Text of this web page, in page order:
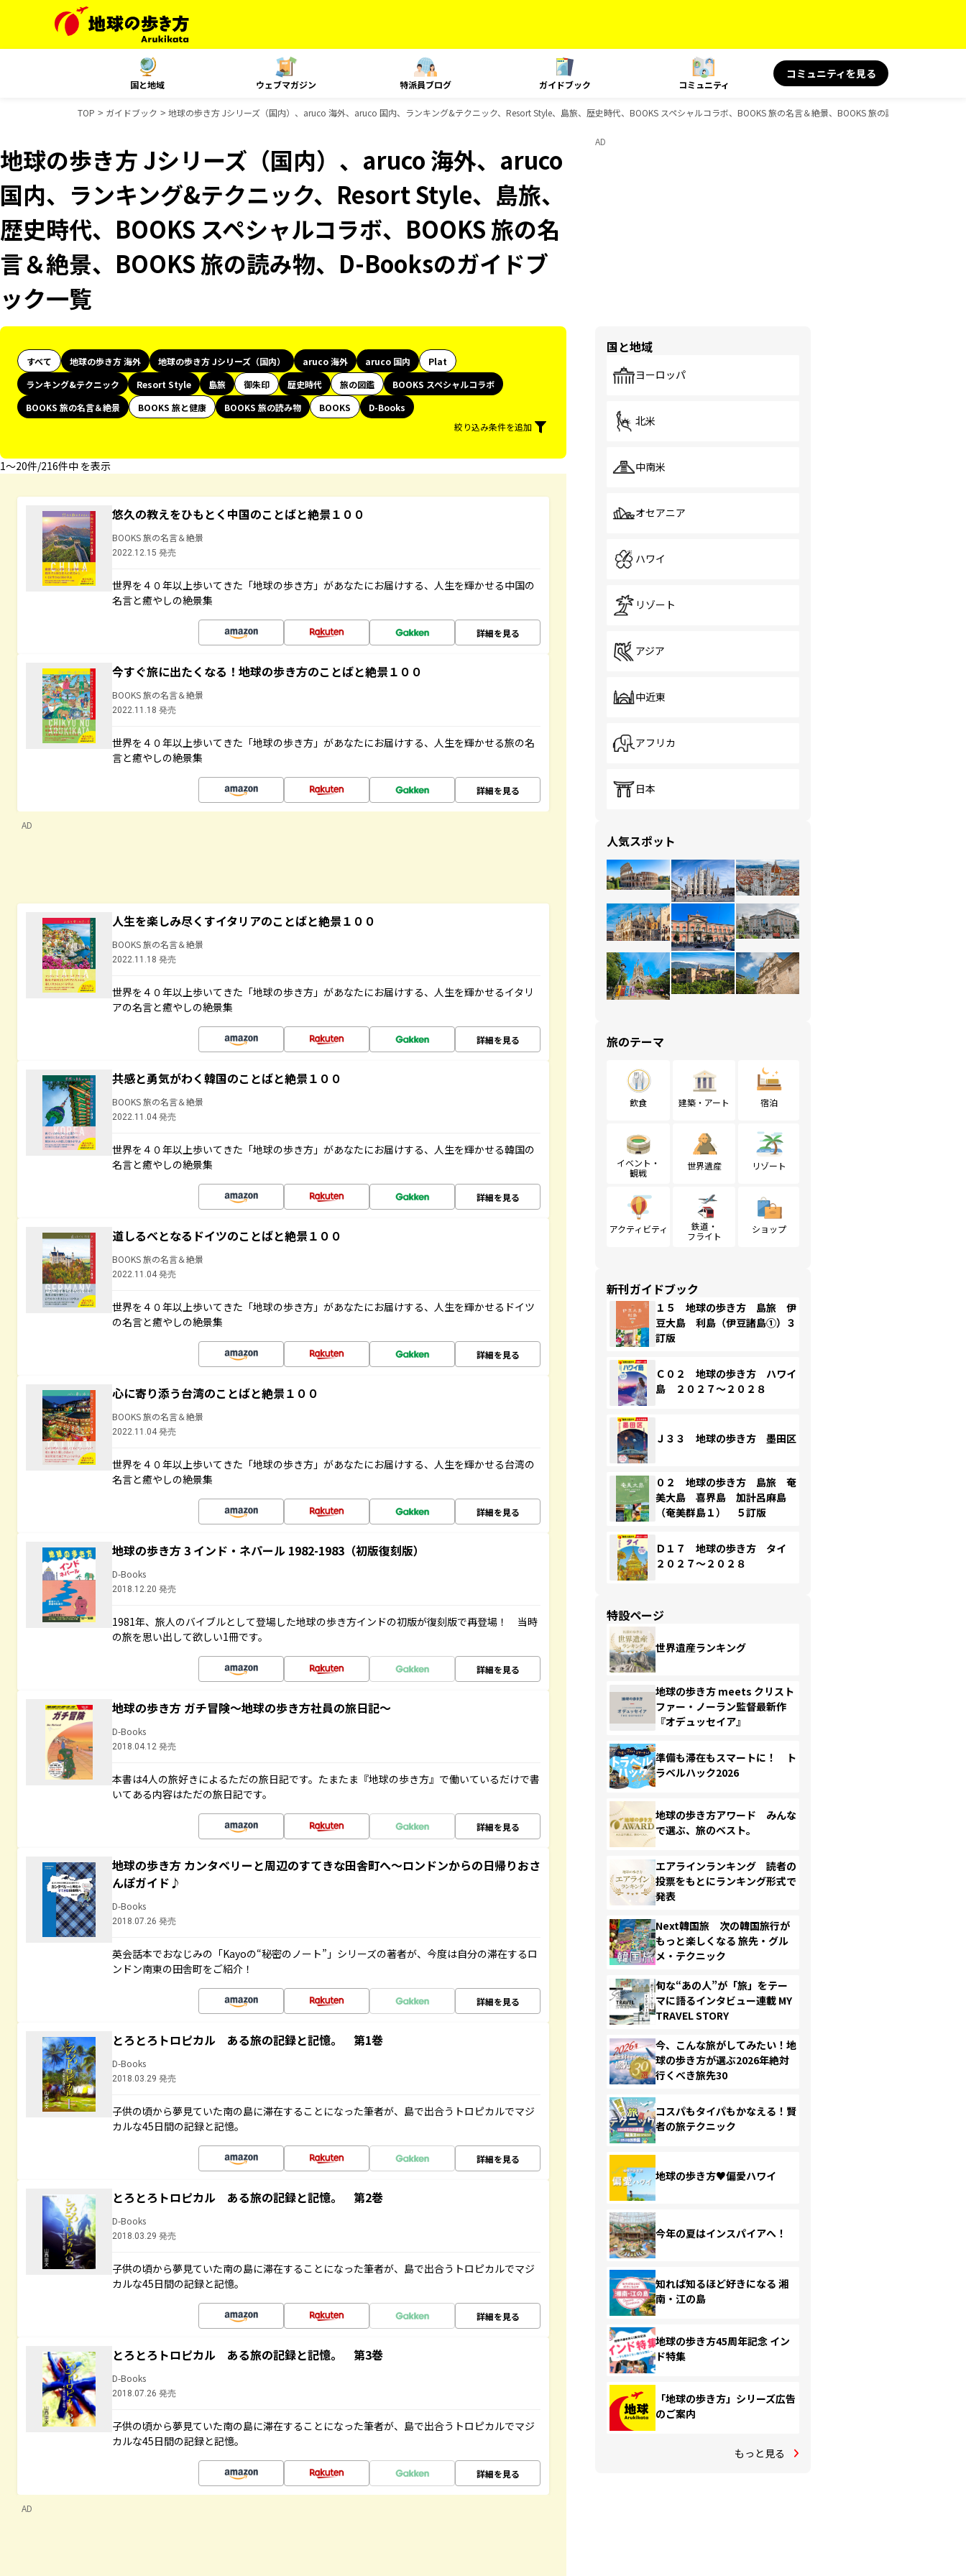
国と地域 ウェブマガジン 特派員ブログ ガイドブック コミュニティ
コミュニティを見る
TOP ガイドブック 地球の歩き方 Jシリーズ（国内）、aruco 海外、aruco 国内、ランキング&テクニック、Resort Style、島旅、歴史時代、BOOKS スペシャルコラボ、BOOKS 旅の名言＆絶景、BOOKS 旅の読み物、D-Books
地球の歩き方 Jシリーズ（国内）、aruco 海外、aruco
国内、ランキング&テクニック、Resort Style、島旅、
歴史時代、BOOKS スペシャルコラボ、BOOKS 旅の名
言＆絶景、BOOKS 旅の読み物、D-Booksのガイドブ
ック一覧
すべて 地球の歩き方 海外 地球の歩き方 Jシリーズ（国内） aruco 海外 aruco 国内
Plat
ランキング&テクニック
Resort Style 島旅 御朱印 歴史時代 旅の図鑑
BOOKS スペシャルコラボ
BOOKS 旅の名言＆絶景
BOOKS 旅と健康 BOOKS 旅の読み物 BOOKS
D-Books
絞り込み条件を追加
1〜20件/216件中 を表示
悠久の教えをひもとく中国のことばと絶景１００
BOOKS 旅の名言＆絶景
2022.12.15 発売
世界を４０年以上歩いてきた「地球の歩き方」があなたにお届けする、人生を輝かせる中国の
名言と癒やしの絶景集
詳細を見る
今すぐ旅に出たくなる！地球の歩き方のことばと絶景１００
BOOKS 旅の名言＆絶景
2022.11.18 発売
世界を４０年以上歩いてきた「地球の歩き方」があなたにお届けする、人生を輝かせる旅の名
言と癒やしの絶景集
詳細を見る
AD
人生を楽しみ尽くすイタリアのことばと絶景１００
BOOKS 旅の名言＆絶景
2022.11.18 発売
世界を４０年以上歩いてきた「地球の歩き方」があなたにお届けする、人生を輝かせるイタリ
アの名言と癒やしの絶景集
詳細を見る
共感と勇気がわく韓国のことばと絶景１００
BOOKS 旅の名言＆絶景
2022.11.04 発売
世界を４０年以上歩いてきた「地球の歩き方」があなたにお届けする、人生を輝かせる韓国の
名言と癒やしの絶景集
詳細を見る
道しるべとなるドイツのことばと絶景１００
BOOKS 旅の名言＆絶景
2022.11.04 発売
世界を４０年以上歩いてきた「地球の歩き方」があなたにお届けする、人生を輝かせるドイツ
の名言と癒やしの絶景集
詳細を見る
心に寄り添う台湾のことばと絶景１００
BOOKS 旅の名言＆絶景
2022.11.04 発売
世界を４０年以上歩いてきた「地球の歩き方」があなたにお届けする、人生を輝かせる台湾の
名言と癒やしの絶景集
詳細を見る
地球の歩き方 3 インド・ネパール 1982-1983（初版復刻版）
D-Books
2018.12.20 発売
1981年、旅人のバイブルとして登場した地球の歩き方インドの初版が復刻版で再登場！ 当時
の旅を思い出して欲しい1冊です。
詳細を見る
地球の歩き方 ガチ冒険～地球の歩き方社員の旅日記～
D-Books
2018.04.12 発売
本書は4人の旅好きによるただの旅日記です。たまたま『地球の歩き方』で働いているだけで書
いてある内容はただの旅日記です。
詳細を見る
地球の歩き方 カンタベリーと周辺のすてきな田舎町へ～ロンドンからの日帰りおさ
んぽガイド♪
D-Books
2018.07.26 発売
英会話本でおなじみの「Kayoの“秘密のノート”」シリーズの著者が、今度は自分の滞在するロ
ンドン南東の田舎町をご紹介！
詳細を見る
とろとろトロピカル ある旅の記録と記憶。 第1巻
D-Books
2018.03.29 発売
子供の頃から夢見ていた南の島に滞在することになった筆者が、島で出合うトロピカルでマジ
カルな45日間の記録と記憶。
詳細を見る
とろとろトロピカル ある旅の記録と記憶。 第2巻
D-Books
2018.03.29 発売
子供の頃から夢見ていた南の島に滞在することになった筆者が、島で出合うトロピカルでマジ
カルな45日間の記録と記憶。
詳細を見る
とろとろトロピカル ある旅の記録と記憶。 第3巻
D-Books
2018.07.26 発売
子供の頃から夢見ていた南の島に滞在することになった筆者が、島で出合うトロピカルでマジ
カルな45日間の記録と記憶。
詳細を見る
AD
AD
国と地域
ヨーロッパ
北米
中南米
オセアニア
ハワイ
リゾート
アジア
中近東
アフリカ
日本
人気スポット
旅のテーマ
飲食 建築・アート 宿泊
イベント・
観戦
世界遺産 リゾート
アクティビティ
鉄道・
フライト
ショップ
新刊ガイドブック
１５ 地球の歩き方 島旅 伊
豆大島 利島（伊豆諸島①）３
訂版
Ｃ０２ 地球の歩き方 ハワイ
島 ２０２７～２０２８
Ｊ３３ 地球の歩き方 墨田区
０２ 地球の歩き方 島旅 奄
美大島 喜界島 加計呂麻島
（奄美群島１） ５訂版
Ｄ１７ 地球の歩き方 タイ
２０２７～２０２８
特設ページ
世界遺産ランキング
地球の歩き方 meets クリスト
ファー・ノーラン監督最新作
『オデュッセイア』
準備も滞在もスマートに！ ト
ラベルハック2026
地球の歩き方アワード みんな
で選ぶ、旅のベスト。
エアラインランキング 読者の
投票をもとにランキング形式で
発表
Next韓国旅 次の韓国旅行が
もっと楽しくなる 旅先・グル
メ・テクニック
旬な“あの人”が「旅」をテー
マに語るインタビュー連載 MY
TRAVEL STORY
今、こんな旅がしてみたい！地
球の歩き方が選ぶ2026年絶対
行くべき旅先30
コスパもタイパもかなえる！賢
者の旅テクニック
地球の歩き方♥偏愛ハワイ
今年の夏はインスパイアへ！
知れば知るほど好きになる 湘
南・江の島
地球の歩き方45周年記念 イン
ド特集
「地球の歩き方」シリーズ広告
のご案内
もっと見る